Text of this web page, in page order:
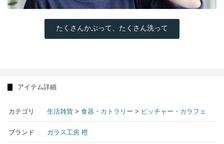
たくさんかぶって、たくさん洗って
アイテム詳細
カテゴリ 生活雑貨 > 食器・カトラリー > ピッチャー・カラフェ
ブランド ガラス工房 橙